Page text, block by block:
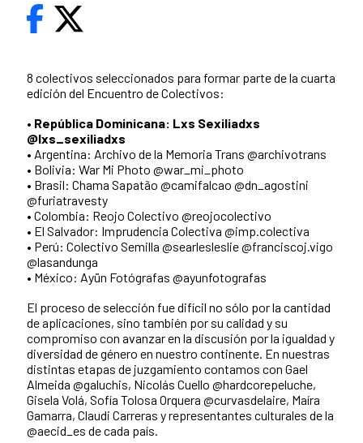
8 colectivos seleccionados para formar parte de la cuarta
edición del Encuentro de Colectivos:
• República Dominicana: Lxs Sexiliadxs
@lxs_sexiliadxs
• Argentina: Archivo de la Memoria Trans @archivotrans
• Bolivia: War Mi Photo @war_mi_photo
• Brasil: Chama Sapatão @camifalcao @dn_agostini
@furiatravesty
• Colombia: Reojo Colectivo @reojocolectivo
• El Salvador: Imprudencia Colectiva @imp.colectiva
• Perú: Colectivo Semilla @searlesleslie @franciscoj.vigo
@lasandunga
• México: Ayün Fotógrafas @ayunfotografas
El proceso de selección fue difícil no sólo por la cantidad
de aplicaciones, sino también por su calidad y su
compromiso con avanzar en la discusión por la igualdad y
diversidad de género en nuestro continente. En nuestras
distintas etapas de juzgamiento contamos con Gael
Almeida @galuchis, Nicolás Cuello @hardcorepeluche,
Gisela Volá, Sofía Tolosa Orquera @curvasdelaire, Maíra
Gamarra, Claudi Carreras y representantes culturales de la
@aecid_es de cada país.